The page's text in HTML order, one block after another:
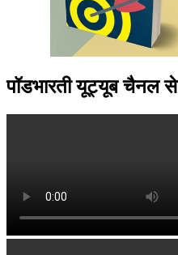
पॉडभारती यूट्यूब चैनल से